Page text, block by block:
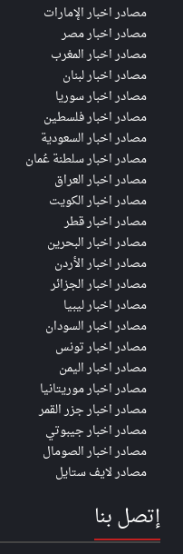
مصادر اخبار الإمارات
مصادر اخبار مصر
مصادر اخبار المغرب
مصادر اخبار لبنان
مصادر اخبار سوريا
مصادر اخبار فلسطين
مصادر اخبار السعودية
مصادر اخبار سلطنة عُمان
مصادر اخبار العراق
مصادر اخبار الكويت
مصادر اخبار قطر
مصادر اخبار البحرين
مصادر اخبار الأردن
مصادر اخبار الجزائر
مصادر اخبار ليبيا
مصادر اخبار السودان
مصادر اخبار تونس
مصادر اخبار اليمن
مصادر اخبار موريتانيا
مصادر اخبار جزر القمر
مصادر اخبار جيبوتي
مصادر اخبار الصومال
مصادر لايف ستايل
إتصل بنا